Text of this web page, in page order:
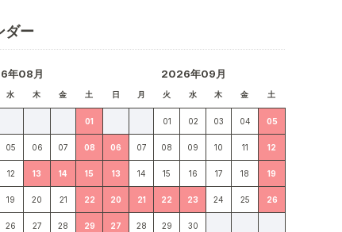
ダー
年08月
水 木 金 土
01
05 06 07 08
12 13 14 15
19 20 21 22
26 27 28 29
2026年09月
日 月 火 水 木 金 土
01 02 03 04 05
06 07 08 09 10 11 12
13 14 15 16 17 18 19
20 21 22 23 24 25 26
27 28 29 30